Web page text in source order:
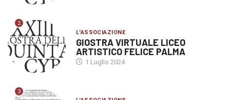
2
L'ASSOCIAZIONE
GIOSTRA VIRTUALE LICEO
ARTISTICO FELICE PALMA
1 Luglio 2024
3